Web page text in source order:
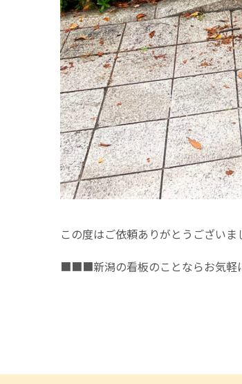
この度はご依頼ありがとうございま
■■■新潟の看板のことならお気軽